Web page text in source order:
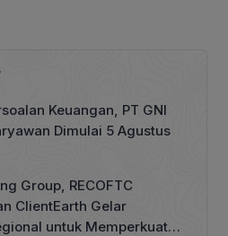
Keuangan, PT GNI
Dimulai 5 Agustus
Group, RECOFTC
ClientEarth Gelar
untuk Memperkuat